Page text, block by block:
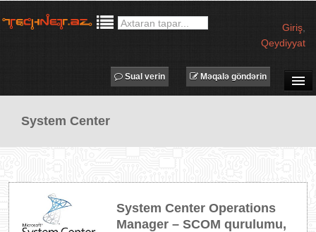
Giriş
Qeydiyyat
MƏQALƏLƏR
PROQRAMLAR
Məqalə göndərin
Sual verin
System Center
System Center Operations
Manager – SCOM qurulumu,